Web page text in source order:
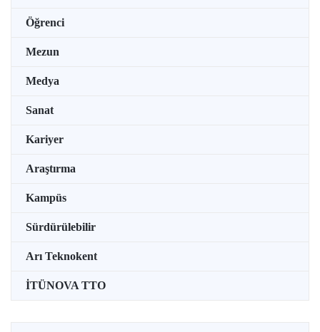
Öğrenci
Mezun
Medya
Sanat
Kariyer
Araştırma
Kampüs
Sürdürülebilir
Arı Teknokent
İTÜNOVA TTO